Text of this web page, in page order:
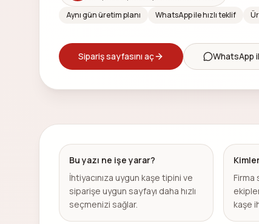
Aynı gün üretim planı
WhatsApp ile hızlı teklif
Sipariş sayfasını aç WhatsApp
Bu yazı ne işe yarar?
İhtiyacınıza uygun kaşe tipini ve
siparişe uygun sayfayı daha hızlı
seçmenizi sağlar.
Firma
kaşe